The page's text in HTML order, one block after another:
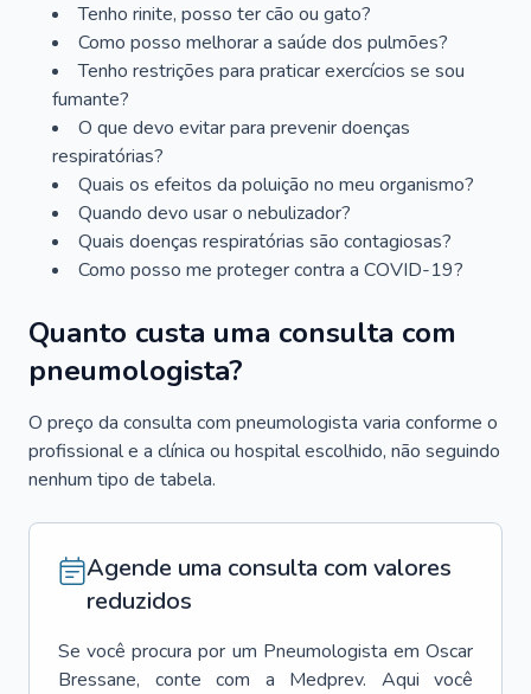
Tenho rinite, posso ter cão ou gato?
Como posso melhorar a saúde dos pulmões?
Tenho restrições para praticar exercícios se sou
fumante?
O que devo evitar para prevenir doenças
respiratórias?
Quais os efeitos da poluição no meu organismo?
Quando devo usar o nebulizador?
Quais doenças respiratórias são contagiosas?
Como posso me proteger contra a COVID-19?
Quanto custa uma consulta com
pneumologista?
O preço da consulta com pneumologista varia conforme o
profissional e a clínica ou hospital escolhido, não seguindo
nenhum tipo de tabela.
Agende uma consulta com valores
reduzidos
Se você procura por um Pneumologista em Oscar
Bressane, conte com a Medprev. Aqui você